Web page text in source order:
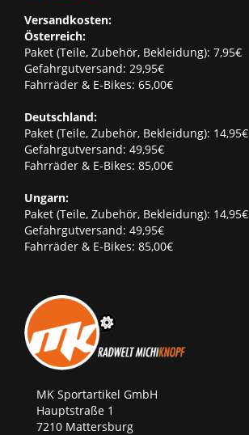
Versandkosten:
Österreich:
Paket (Teile, Zubehör, Bekleidung): 7,95€
Gefahrgutversand: 29,95€
Fahrräder & E-Bikes: 65,00€
Deutschland:
Paket (Teile, Zubehör, Bekleidung): 14,95€
Gefahrgutversand: 49,95€
Fahrräder & E-Bikes: 85,00€
Ungarn:
Paket (Teile, Zubehör, Bekleidung): 14,95€
Gefahrgutversand: 49,95€
Fahrräder & E-Bikes: 85,00€
MK Sportartikel GmbH
Hauptstraße 1
7210 Mattersburg